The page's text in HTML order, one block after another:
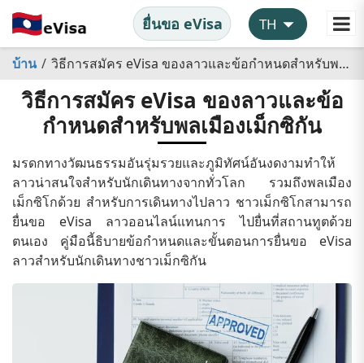
ยื่นขอ eVisa
บ้าน วิธีการสมัคร eVisa ของลาวและข้อกำหนดสำหรับพลเมืองเม็กซิกัน
วิธีการสมัคร eVisa ของลาวและข้อ
กำหนดสำหรับพลเมืองเม็กซิกัน
มรดกทางวัฒนธรรมอันรุ่มรวยและภูมิทัศน์อันงดงามทำให้
ลาวน่าสนใจสำหรับนักเดินทางจากทั่วโลก รวมถึงพลเมือง
เม็กซิโกด้วย สำหรับการเดินทางไปลาว ชาวเม็กซิโกสามารถ
ยื่นขอ eVisa ลาวออนไลน์แทนการ ไปยื่นที่สถานทูตด้วย
ตนเอง คู่มือนี้ธิบายข้อกำหนดและขั้นตอนการยื่นขอ eVisa
ลาวสำหรับนักเดินทางชาวเม็กซิกัน